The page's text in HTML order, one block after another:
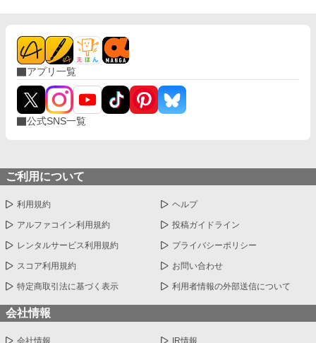
アプリ一覧
公式SNS一覧
ご利用について
利用規約 ヘルプ
アルファコイン利用規約 投稿ガイドライン
レンタルサービス利用規約 プライバシーポリシー
スコア利用規約 お問い合わせ
特定商取引法に基づく表示 利用者情報の外部送信について
会社情報
会社情報 IR情報